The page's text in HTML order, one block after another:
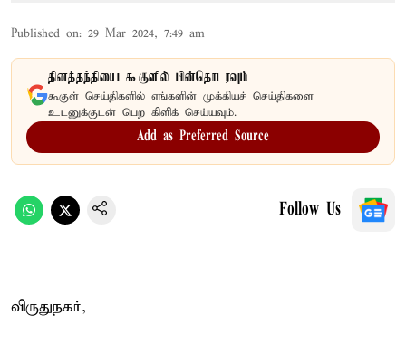
Published on: 29 Mar 2024, 7:49 am
தினத்தந்தியை கூகுளில் பின்தொடரவும்
கூகுள் செய்திகளில் எங்களின் முக்கியச் செய்திகளை
உடனுக்குடன் பெற கிளிக் செய்யவும்.
Add as Preferred Source
Follow Us
விருதுநகர்,